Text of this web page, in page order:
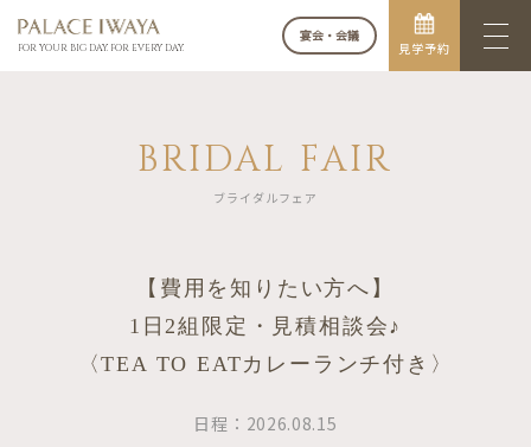
FOR YOUR BIG DAY. FOR EVERY DAY.
宴会・会議
見学予約
BRIDAL FAIR
ブライダルフェア
【費用を知りたい方へ】
1日2組限定・見積相談会♪
〈TEA TO EATカレーランチ付き〉
日程：2026.08.15